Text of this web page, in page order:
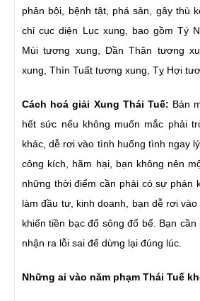
phản bội, bệnh tật, phá sản, gây thù
chỉ cục diện Lục xung, bao gồm Tý
Mùi tương xung, Dần Thân tương
xung, Thìn Tuất tương xung, Tỵ Hợi
Cách hoá giải Xung Thái Tuế: Bản
hết sức nếu không muốn mắc phải
khác, dễ rơi vào tình huống tình ngay
công kích, hãm hại, bạn không nên
những thời điểm cần phải có sự phản
làm đầu tư, kinh doanh, bạn dễ rơi vào
khiến tiền bạc đổ sông đổ bể. Bạn cần
nhận ra lỗi sai để dừng lại đúng lúc.
Những ai vào năm phạm Thái Tuế